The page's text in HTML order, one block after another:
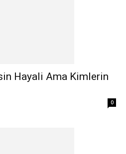
Hayali Ama Kimlerin
0